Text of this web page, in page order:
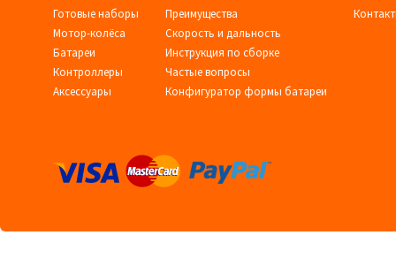
Готовые наборы
Мотор-колёса
Батареи
Контроллеры
Аксессуары
Преимущества
Скорость и дальность
Инструкция по сборке
Частые вопросы
Конфигуратор формы батареи